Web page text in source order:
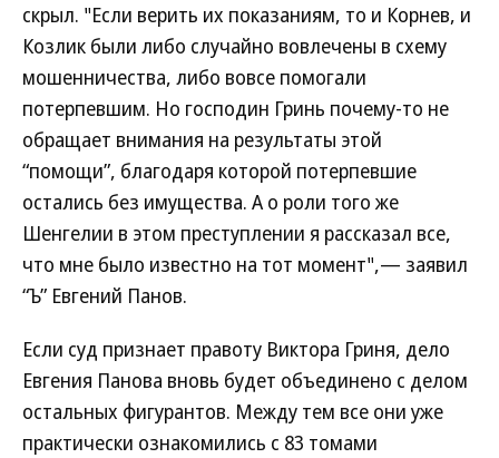
скрыл. "Если верить их показаниям, то и Корнев, и
Козлик были либо случайно вовлечены в схему
мошенничества, либо вовсе помогали
потерпевшим. Но господин Гринь почему-то не
обращает внимания на результаты этой
“помощи”, благодаря которой потерпевшие
остались без имущества. А о роли того же
Шенгелии в этом преступлении я рассказал все,
что мне было известно на тот момент",— заявил
“Ъ” Евгений Панов.
Если суд признает правоту Виктора Гриня, дело
Евгения Панова вновь будет объединено с делом
остальных фигурантов. Между тем все они уже
практически ознакомились с 83 томами